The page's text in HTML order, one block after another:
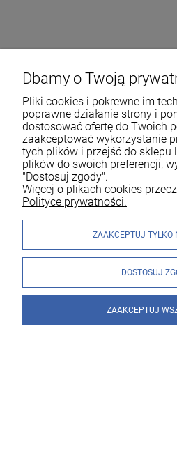
Dbamy o Twoją
Pliki cookies i pokrewne im
poprawne działanie strony i
dostosować ofertę do Twoich
zaakceptować wykorzystanie
tych plików i przejść do sklepu
plików do swoich preferencji,
"Dostosuj zgody".
Więcej o plikach cookies
Polityce prywatności.
ZAAKCEPTUJ TYLKO
DOSTOSUJ
ZAAKCEPTUJ